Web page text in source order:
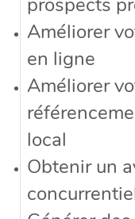
Améliorer
en ligne
Améliorer
local
Obtenir un